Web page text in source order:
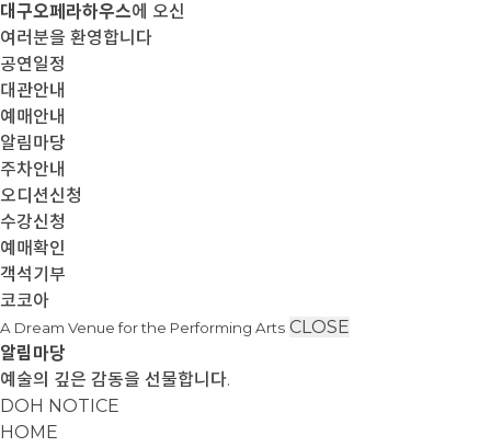
대구오페라하우스에 오신
여러분을 환영합니다
공연일정
대관안내
예매안내
알림마당
주차안내
오디션신청
수강신청
예매확인
객석기부
코코아
A Dream Venue for the Performing Arts CLOSE
알림마당
예술의 깊은 감동을 선물합니다.
DOH NOTICE
HOME